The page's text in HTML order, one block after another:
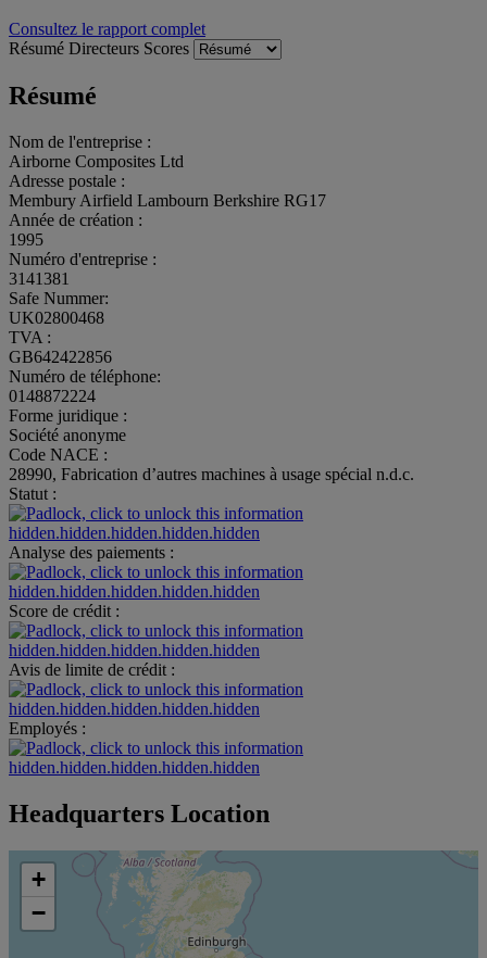
Consultez le rapport complet
Résumé Directeurs Scores
Résumé
Nom de l'entreprise :
Airborne Composites Ltd
Adresse postale :
Membury Airfield Lambourn Berkshire RG17
Année de création :
1995
Numéro d'entreprise :
3141381
Safe Nummer:
UK02800468
TVA :
GB642422856
Numéro de téléphone:
0148872224
Forme juridique :
Société anonyme
Code NACE :
28990, Fabrication d’autres machines à usage spécial n.d.c.
Statut :
hidden.hidden.hidden.hidden.hidden
Analyse des paiements :
hidden.hidden.hidden.hidden.hidden
Score de crédit :
hidden.hidden.hidden.hidden.hidden
Avis de limite de crédit :
hidden.hidden.hidden.hidden.hidden
Employés :
hidden.hidden.hidden.hidden.hidden
Headquarters Location
+
−